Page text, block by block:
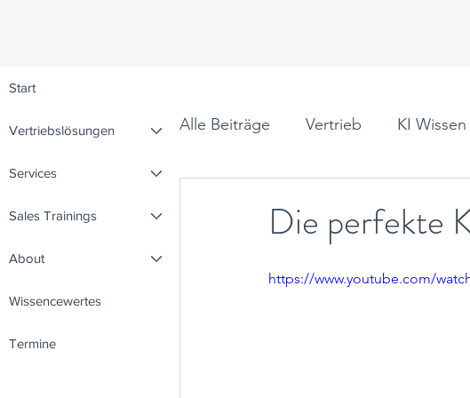
Start
Vertriebslösungen
Services
Sales Trainings
About
Wissencewertes
Termine
Alle Beiträge Vertrieb KI Wissen
Die perfekte
https://www.youtube.com/